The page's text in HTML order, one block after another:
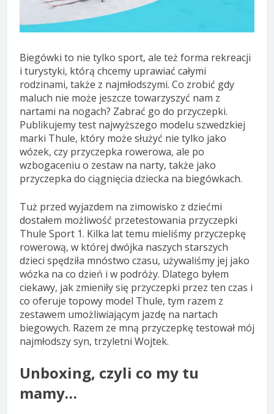
Biegówki to nie tylko sport, ale też forma rekreacji
i turystyki, którą chcemy uprawiać całymi
rodzinami, także z najmłodszymi. Co zrobić gdy
maluch nie może jeszcze towarzyszyć nam z
nartami na nogach? Zabrać go do przyczepki.
Publikujemy test najwyższego modelu szwedzkiej
marki Thule, który może służyć nie tylko jako
wózek, czy przyczepka rowerowa, ale po
wzbogaceniu o zestaw na narty, także jako
przyczepka do ciągnięcia dziecka na biegówkach.
Tuż przed wyjazdem na zimowisko z dziećmi
dostałem możliwość przetestowania przyczepki
Thule Sport 1. Kilka lat temu mieliśmy przyczepkę
rowerową, w której dwójka naszych starszych
dzieci spędziła mnóstwo czasu, używaliśmy jej jako
wózka na co dzień i w podróży. Dlatego byłem
ciekawy, jak zmieniły się przyczepki przez ten czas i
co oferuje topowy model Thule, tym razem z
zestawem umożliwiającym jazdę na nartach
biegowych. Razem ze mną przyczepkę testował mój
najmłodszy syn, trzyletni Wojtek.
Unboxing, czyli co my tu
mamy…